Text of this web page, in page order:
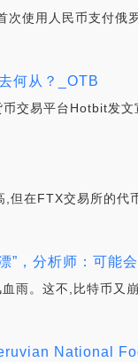
使用人民币支付俄
何从？_OTB
交易平台Hotbit发
在FTX交易所的代
”，分析师：可能
雨。这不,比特币
National